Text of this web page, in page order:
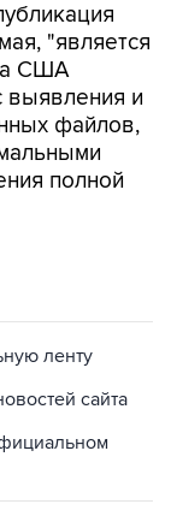
"является
США
выявления и
файлов,
полной
ленту
сайта